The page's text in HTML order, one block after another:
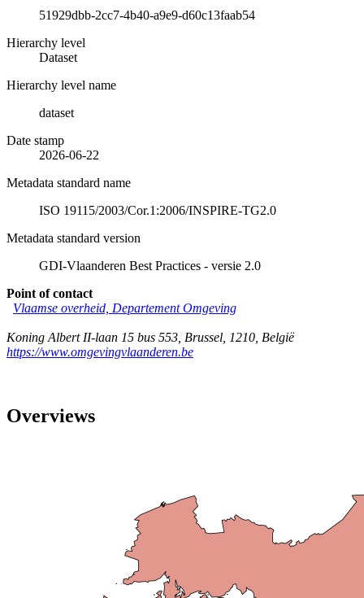
51929dbb-2cc7-4b40-a9e9-d60c13faab54
Hierarchy level
Dataset
Hierarchy level name
dataset
Date stamp
2026-06-22
Metadata standard name
ISO 19115/2003/Cor.1:2006/INSPIRE-TG2.0
Metadata standard version
GDI-Vlaanderen Best Practices - versie 2.0
Point of contact
Vlaamse overheid, Departement Omgeving
Koning Albert II-laan 15 bus 553 Brussel 1210 België
https://www.omgevingvlaanderen.be
Overviews